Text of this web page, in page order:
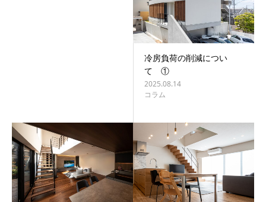
冷房負荷の削減につい
て ①
2025.08.14
コラム